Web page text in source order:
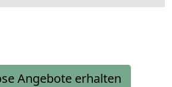
Angebote erhalten